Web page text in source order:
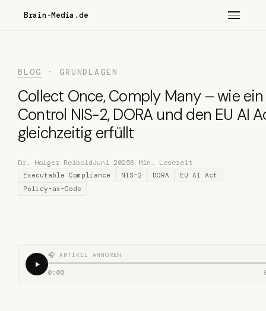
Brain-Media.de
BLOG · GRUNDLAGEN
Collect Once, Comply Many – wie ein
Control NIS-2, DORA und den EU AI
gleichzeitig erfüllt
Dr. Holger ReiboldJuni 20258 Min. Lesezeit
Executable Compliance NIS-2 DORA
EU AI Act
Policy-as-Code
🎧 ARTIKEL ANHÖREN
0:00